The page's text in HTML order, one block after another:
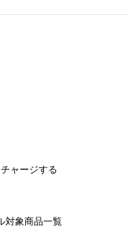
チャージする
対象商品一覧